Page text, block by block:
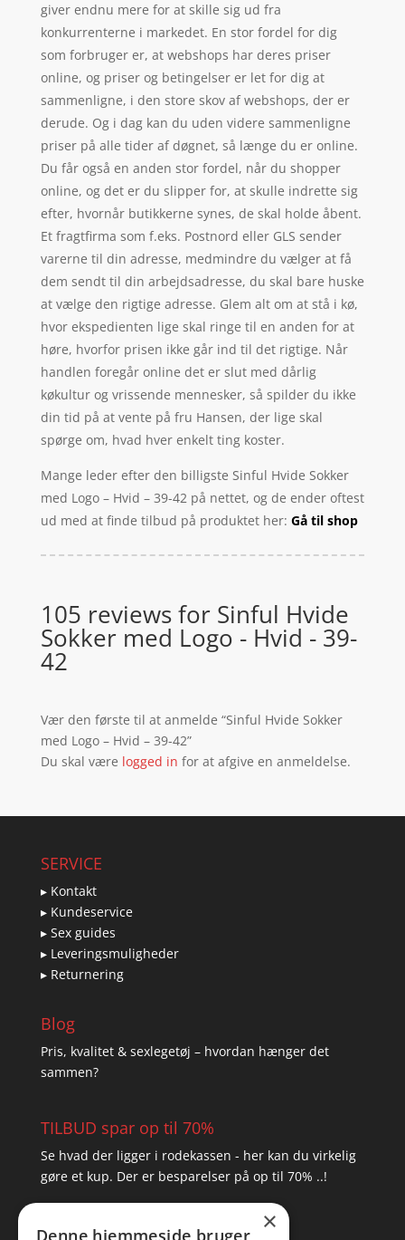
giver endnu mere for at skille sig ud fra
konkurrenterne i markedet. En stor fordel for dig
som forbruger er, at webshops har deres priser
online, og priser og betingelser er let for dig at
sammenligne, i den store skov af webshops, der er
derude. Og i dag kan du uden videre sammenligne
priser på alle tider af døgnet, så længe du er online.
Du får også en anden stor fordel, når du shopper
online, og det er du slipper for, at skulle indrette sig
efter, hvornår butikkerne synes, de skal holde åbent.
Et fragtfirma som f.eks. Postnord eller GLS sender
varerne til din adresse, medmindre du vælger at få
dem sendt til din arbejdsadresse, du skal bare huske
at vælge den rigtige adresse. Glem alt om at stå i kø,
hvor ekspedienten lige skal ringe til en anden for at
høre, hvorfor prisen ikke går ind til det rigtige. Når
handlen foregår online det er slut med dårlig
køkultur og vrissende mennesker, så spilder du ikke
din tid på at vente på fru Hansen, der lige skal
spørge om, hvad hver enkelt ting koster.
Mange leder efter den billigste Sinful Hvide Sokker
med Logo – Hvid – 39-42 på nettet, og de ender oftest
ud med at finde tilbud på produktet her: Gå til shop
105 reviews for Sinful Hvide
Sokker med Logo - Hvid - 39-
42
Vær den første til at anmelde “Sinful Hvide Sokker
med Logo – Hvid – 39-42”
Du skal være logged in for at afgive en anmeldelse.
SERVICE
▸ Kontakt
▸ Kundeservice
▸ Sex guides
▸ Leveringsmuligheder
▸ Returnering
Blog
Pris, kvalitet & sexlegetøj – hvordan hænger det
sammen?
TILBUD spar op til 70%
Se hvad der ligger i rodekassen - her kan du virkelig
gøre et kup. Der er besparelser på op til 70% ..!
×
Denne hjemmeside bruger